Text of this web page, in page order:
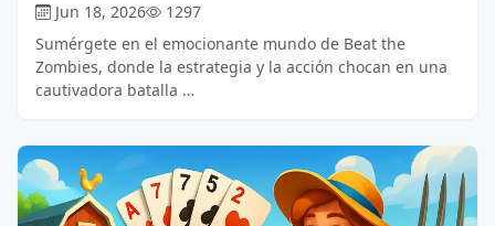
Jun 18, 2026
1297
Sumérgete en el emocionante mundo de Beat the
Zombies, donde la estrategia y la acción chocan en una
cautivadora batalla …